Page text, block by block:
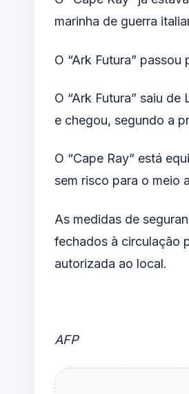
marinha de guerra
O “Ark Futura” passou
O “Ark Futura” saiu
e chegou, segundo a
O “Cape Ray” está
sem risco para o meio
As medidas de
fechados à circulação
autorizada ao local.
AFP